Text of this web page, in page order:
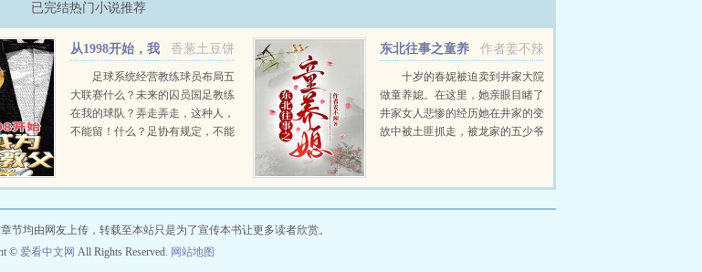
已完结热门小说推荐
香葱土豆饼
从1998开始，我
成为足坛教父
足球系统经营教练球员布局五
大联赛什么？未来的囚员国足教练
在我的球队？弄走弄走，这种人，
不能留！什么？足协有规定，不能
作者姜不辣
东北往事之童养
十岁的春妮被迫卖到井家大院
做童养媳。在这里，她亲眼目睹了
井家女人悲惨的经历她在井家的变
故中被土匪抓走，被龙家的五少爷
绊。...
节均由网友上传，转载至本站只是为了宣传本书让更多读者欣赏。
© 爱看中文网 All Rights Reserved. 网站地图